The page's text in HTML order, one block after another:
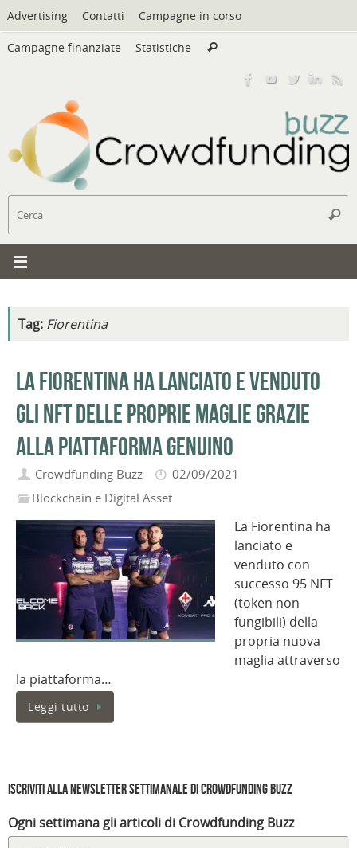
Vai
al
contenuto
Advertising Contatti Campagne in corso
Campagne finanziate Statistiche Cerca
Cerca
Tag: Fiorentina
La Fiorentina ha lanciato e venduto
gli NFT delle proprie maglie grazie
alla piattaforma Genuino
Crowdfunding Buzz
02/09/2021
Blockchain e Digital Asset
La Fiorentina ha
lanciato e
venduto con
successo 95 NFT
(token non
fungibili) della
propria nuova
maglia attraverso
la piattaforma…
Leggi tutto
Iscriviti alla Newsletter settimanale di Crowdfunding Buzz
Ogni settimana gli articoli di Crowdfunding Buzz